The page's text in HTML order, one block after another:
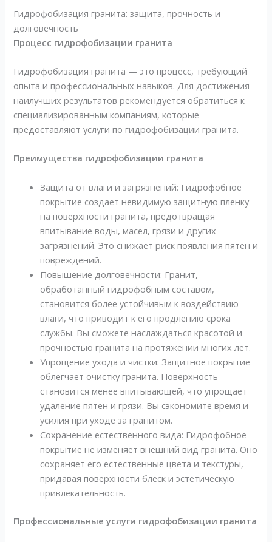
Гидрофобизация гранита: защита, прочность и
долговечность
Процесс гидрофобизации гранита
Гидрофобизация гранита — это процесс, требующий
опыта и профессиональных навыков. Для достижения
наилучших результатов рекомендуется обратиться к
специализированным компаниям, которые
предоставляют услуги по гидрофобизации гранита.
Преимущества гидрофобизации гранита
Защита от влаги и загрязнений: Гидрофобное
покрытие создает невидимую защитную пленку
на поверхности гранита, предотвращая
впитывание воды, масел, грязи и других
загрязнений. Это снижает риск появления пятен и
повреждений.
Повышение долговечности: Гранит,
обработанный гидрофобным составом,
становится более устойчивым к воздействию
влаги, что приводит к его продлению срока
службы. Вы сможете наслаждаться красотой и
прочностью гранита на протяжении многих лет.
Упрощение ухода и чистки: Защитное покрытие
облегчает очистку гранита. Поверхность
становится менее впитывающей, что упрощает
удаление пятен и грязи. Вы сэкономите время и
усилия при уходе за гранитом.
Сохранение естественного вида: Гидрофобное
покрытие не изменяет внешний вид гранита. Оно
сохраняет его естественные цвета и текстуры,
придавая поверхности блеск и эстетическую
привлекательность.
Профессиональные услуги гидрофобизации гранита